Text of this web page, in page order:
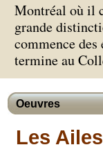
Montréal où il
grande
commence
termine au
Oeuvres
Les